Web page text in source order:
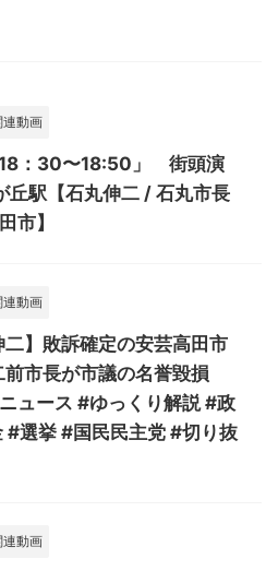
連動画
：30〜18:50」 街頭演
丘駅【石丸伸二 / 石丸市長
市】
連動画
二】敗訴確定の安芸高田市
前市長が市議の名誉毀損
ュース #ゆっくり解説 #政
#選挙 #国民民主党 #切り抜
連動画